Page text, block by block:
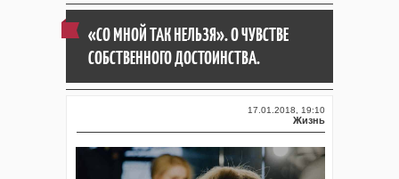
«СО МНОЙ ТАК НЕЛЬЗЯ». О ЧУВСТВЕ
СОБСТВЕННОГО ДОСТОИНСТВА.
17.01.2018, 19:10
Жизнь